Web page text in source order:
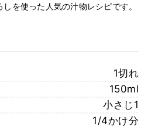
を使った人気の汁物レシピです。
1切れ
150ml
小さじ1
1/4かけ分